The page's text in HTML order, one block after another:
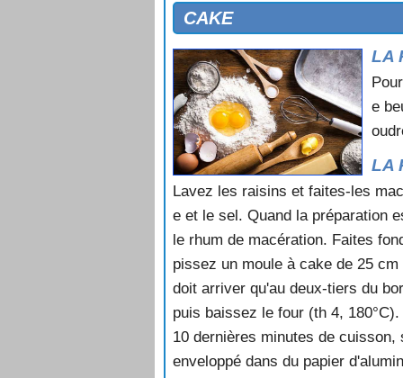
CAKE DU CALVADOS
CAKE DUNDEE
CAKE ECOSSAIS
CAKE GLACE
CANAPES AUX PECHES
CARAMEL
CARRES AU CHOCOLAT
CARRES AUX POMMES ET AU
CERISES AU POELON
CERISIER
CHARLOTTE A LA MOUSSE DE
CHARLOTTE A L'ANANAS
CHARLOTTE A L'ORANGE
CHARLOTTE ANTILLAISE
CHARLOTTE AU CHOCOLAT A
CHARLOTTE AU CHOCOLAT ET
CHARLOTTE AU CHOCOLAT ET
CAKE
LA
e
LA
Lavez les raisins et faites-les
e et le sel. Quand la préparation
le rhum de macération. Faites
pissez un moule à cake de 25
doit arriver qu'au deux-tiers du
puis baissez le four (th 4,
10 dernières minutes de
enveloppé dans du papier